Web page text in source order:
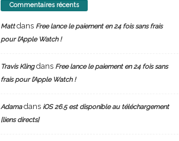
Commentaires récents
Mattdans Free lance le paiement en 24 fois sans frais
pour l’Apple Watch !
Travis Klingdans Free lance le paiement en 24 fois sans
frais pour l’Apple Watch !
Adamadans iOS 26.5 est disponible au téléchargement
[liens directs]